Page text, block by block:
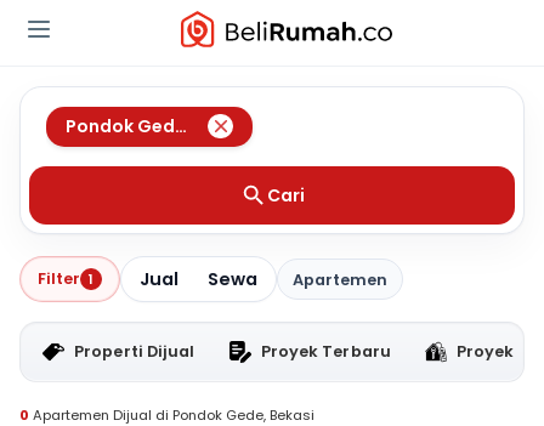
Pondok Gede Bekasi
Cari
Filter 1 Jual Sewa Apartemen
Properti Dijual Proyek Terbaru Proyek
0 Apartemen Dijual di Pondok Gede, Bekasi